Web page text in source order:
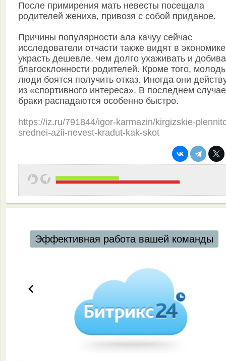
После примирения мать невесты посещала
родителей жениха, привозя с собой приданое.
Причины популярности ала качуу сейчас
исследователи отчасти также видят в
украсть дешевле, чем долго ухаживать и
благосклонности родителей. Кроме того,
люди боятся получить отказ. Иногда они
из «спортивного интереса». В последнем случае
браки распадаются особенно быстро.
https://iz.ru/791844/igor-karmazin/kirgizskie-
srednei-azii-nevest-kradut-kak-skot
Эффективная работа вашей команды